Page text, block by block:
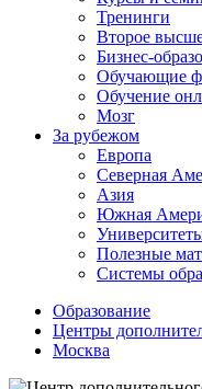
Тренинги
Второе
Бизнес-
Обучающие
Обучение
Мозг
За рубежом
Европа
Северная
Азия
Южная
Полезные
Системы
Образование
Центры
Москва